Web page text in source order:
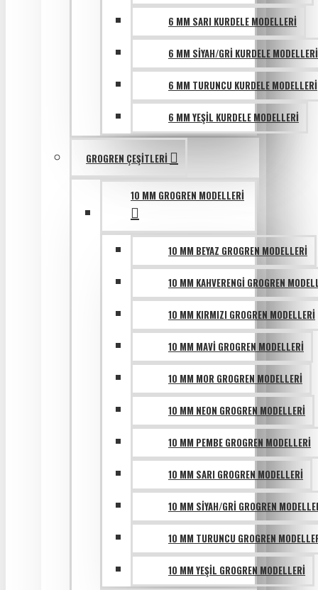
6 MM SARI KURDELE MODELLERI
6 MM SIYAH/GRI KURDELE MODELLERI
6 MM TURUNCU KURDELE MODELLERI
6 MM YEŞIL KURDELE MODELLERI
GROGREN ÇEŞITLERI
10 MM GROGREN MODELLERI
10 MM BEYAZ GROGREN MODELLERI
10 MM KAHVERENGI GROGREN
10 MM KIRMIZI GROGREN MODELLERI
10 MM MAVI GROGREN MODELLERI
10 MM MOR GROGREN MODELLERI
10 MM NEON GROGREN MODELLERI
10 MM PEMBE GROGREN MODELLERI
10 MM SARI GROGREN MODELLERI
10 MM SIYAH/GRI GROGREN
10 MM TURUNCU GROGREN
10 MM YEŞIL GROGREN MODELLERI